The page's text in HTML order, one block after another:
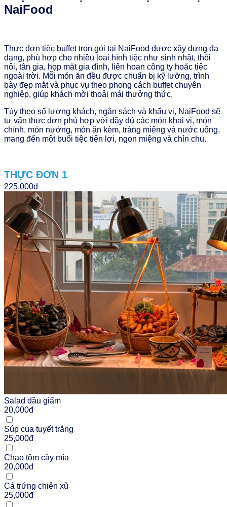
NaiFood
Thực đơn tiệc buffet trọn gói tại NaiFood được xây dựng đa
dạng, phù hợp cho nhiều loại hình tiệc như sinh nhật, thôi
nôi, tân gia, họp mặt gia đình, liên hoan công ty hoặc tiệc
ngoài trời. Mỗi món ăn đều được chuẩn bị kỹ lưỡng, trình
bày đẹp mắt và phục vụ theo phong cách buffet chuyên
nghiệp, giúp khách mời thoải mái thưởng thức.
Tùy theo số lượng khách, ngân sách và khẩu vị, NaiFood sẽ
tư vấn thực đơn phù hợp với đầy đủ các món khai vị, món
chính, món nướng, món ăn kèm, tráng miệng và nước uống,
mang đến một buổi tiệc tiện lợi, ngon miệng và chỉn chu.
THỰC ĐƠN 1
225,000đ
Salad dầu giấm
20,000đ
Súp cua tuyết trắng
25,000đ
Chạo tôm cây mía
20,000đ
Cá trứng chiên xù
25,000đ